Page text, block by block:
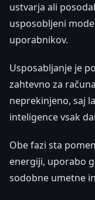
ustvarja ali
usposobljeni
uporabnikov.
Usposabljanje je
zahtevno za
neprekinjeno, saj
inteligence vsak
Obe fazi sta
energiji, uporabo
sodobne umetne